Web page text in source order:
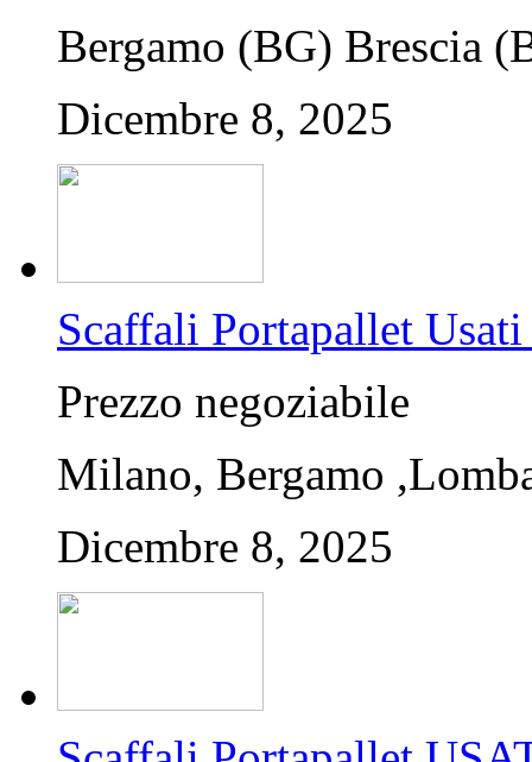
Bergamo (BG) Brescia
Dicembre 8, 2025
Scaffali Portapallet
Prezzo negoziabile
Milano, Bergamo
Dicembre 8, 2025